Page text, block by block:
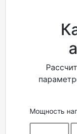
Партнерам
Мощность